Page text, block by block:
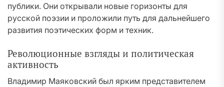
публики. Они открывали новые горизонты для
русской поэзии и проложили путь для дальнейшего
развития поэтических форм и техник.
Революционные взгляды и политическая
активность
Владимир Маяковский был ярким представителем